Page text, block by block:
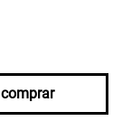
comprar